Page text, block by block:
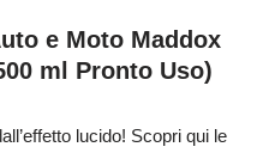
e Moto Maddox
ml Pronto Uso)
lucido! Scopri qui le